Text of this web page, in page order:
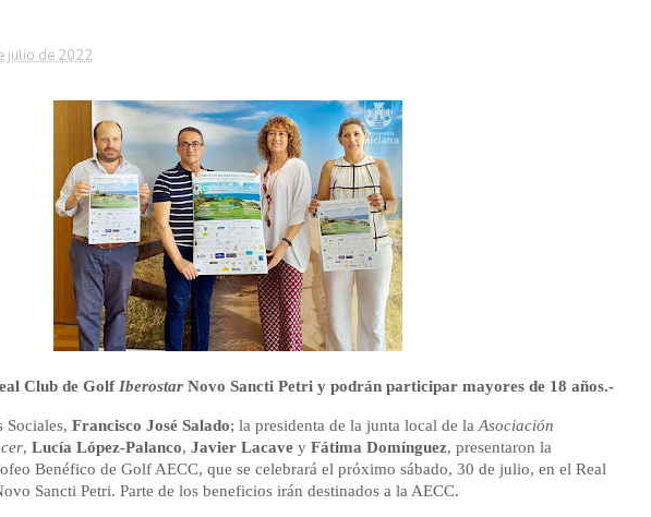
julio de 2022
Club de Golf IberostarNovo Sancti Petri y podrán participar mayores de 18 años.-
Sociales, Francisco José Salado; la presidenta de la junta local de la Asociación
, Lucía López-Palanco, Javier Lacavey Fátima Domínguez, presentaron la
Benéfico de Golf AECC, que se celebrará el próximo sábado, 30 de julio, en el Real
Sancti Petri. Parte de los beneficios irán destinados a la AECC.